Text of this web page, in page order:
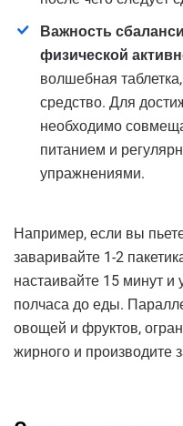
Важность
физической
волшебная
средство. Для
необходимо
питанием и
упражнениями.
Например, если вы
заваривайте 1-2
настаивайте 15 минут и
полчаса до еды.
овощей и фруктов,
жирного и производите